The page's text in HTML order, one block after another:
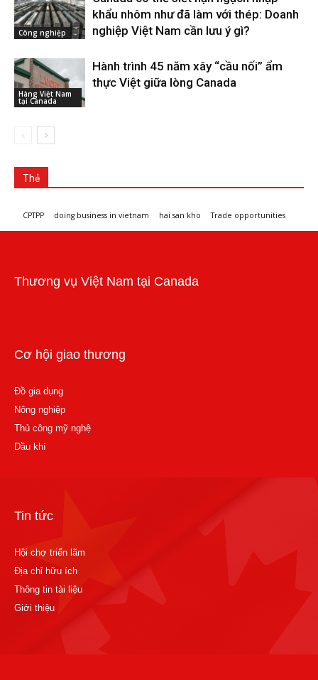
Công nghiệp
khẩu nhôm như đã làm với thép: Doanh
nghiệp Việt Nam cần lưu ý gì?
Hàng Việt Nam
tại Canada
Hành trình 45 năm xây “cầu nối” ẩm
thực Việt giữa lòng Canada
Thẻ
CPTPP doing business in vietnam hai san kho Trade opportunities
Thương vụ Việt Nam tại Canada
Cơ hội giao thương
Đồ gia dụng
Nông nghiệp
Thủ công mỹ nghệ
Dầu khí
Tin tức
Hội chợ triển lãm
Địa chỉ hữu ích
Thông tin tài liệu
Giới thiệu